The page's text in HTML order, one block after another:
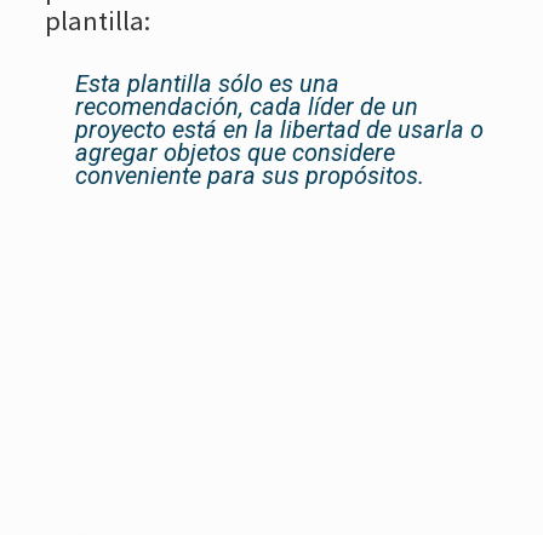
plantilla:
Esta plantilla sólo es una
recomendación, cada líder de un
proyecto está en la libertad de usarla o
agregar objetos que considere
conveniente para sus propósitos.